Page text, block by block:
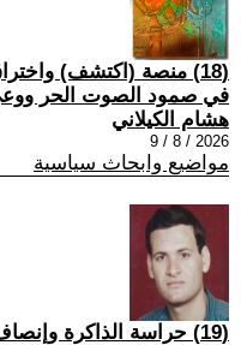
(18) منصة (اكتشف)
في صمود الصوت الحر
هشام الكيلاني
2026 / 8 / 9
مواضيع وابحاث سياسية
(19) حراسة الذاكرة